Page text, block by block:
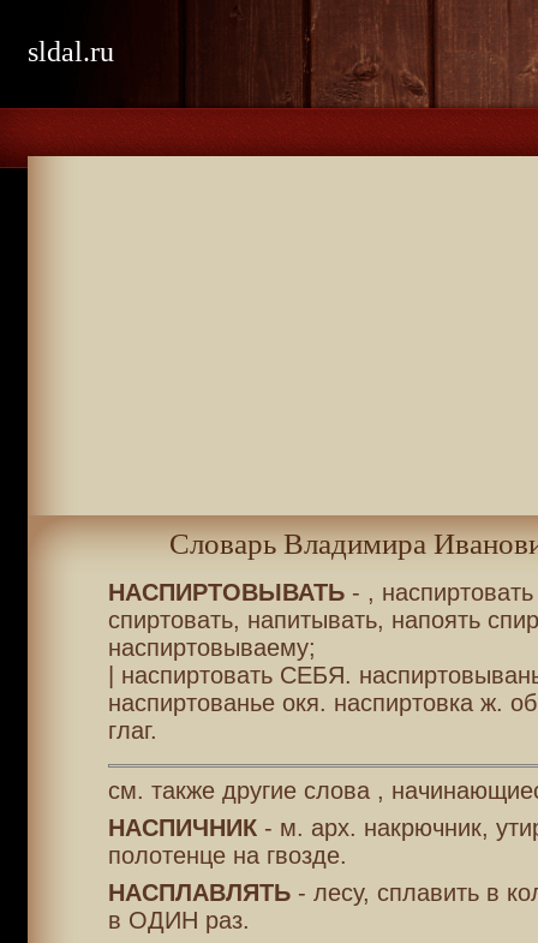
sldal.ru
Словарь Владимира
НАСПИРТОВЫВАТЬ- , наспиртовать
спиртовать, напитывать, напоять
наспиртовываему;
| наспиртовать СЕБЯ.
наспиртованье окя. наспиртовка ж.
глаг.
см. также другие слова ,
НАСПИЧНИК- м. арх. накрючник,
полотенце на гвозде.
НАСПЛАВЛЯТЬ- лесу, сплавить в
в ОДИН раз.